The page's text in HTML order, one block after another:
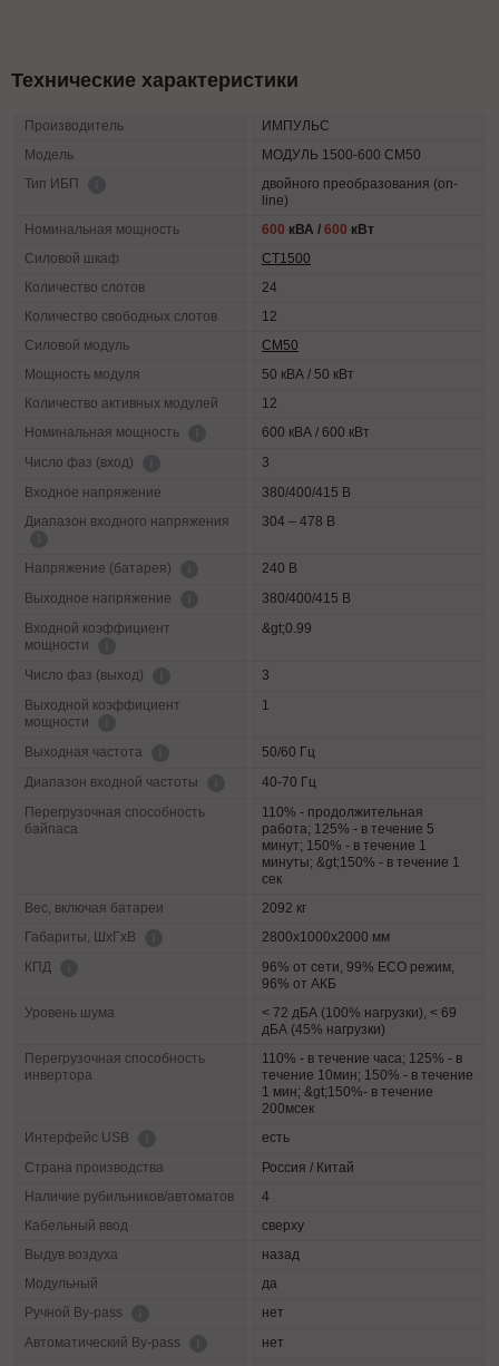
Технические характеристики
Производитель
ИМПУЛЬС
Модель
МОДУЛЬ 1500-600 СМ50
Тип ИБП
двойного преобразования (on-
line)
Номинальная мощность
600 кВА / 600 кВт
Силовой шкаф
СТ1500
Количество слотов
24
Количество свободных слотов
12
Силовой модуль
СМ50
Мощность модуля
50 кВА / 50 кВт
Количество активных модулей
12
Номинальная мощность
600 кВА / 600 кВт
Число фаз (вход)
3
Входное напряжение
380/400/415 В
Диапазон входного напряжения
304 – 478 В
Напряжение (батарея)
240 В
Выходное напряжение
380/400/415 В
Входной коэффициент
мощности
&gt;0.99
Число фаз (выход)
3
Выходной коэффициент
мощности
1
Выходная частота
50/60 Гц
Диапазон входной частоты
40-70 Гц
Перегрузочная способность
байпаса
110% - продолжительная
работа; 125% - в течение 5
минут; 150% - в течение 1
минуты; &gt;150% - в течение 1
сек
Вес, включая батареи
2092 кг
Габариты, ШхГхВ
2800х1000х2000 мм
КПД
96% от сети, 99% ECO режим,
96% от АКБ
Уровень шума
< 72 дБА (100% нагрузки), < 69
дБА (45% нагрузки)
Перегрузочная способность
инвертора
110% - в течение часа; 125% - в
течение 10мин; 150% - в течение
1 мин; &gt;150%- в течение
200мсек
Интерфейс USB
есть
Страна производства
Россия / Китай
Наличие рубильников/автоматов
4
Кабельный ввод
сверху
Выдув воздуха
назад
Модульный
да
Ручной By-pass
нет
Автоматический By-pass
нет